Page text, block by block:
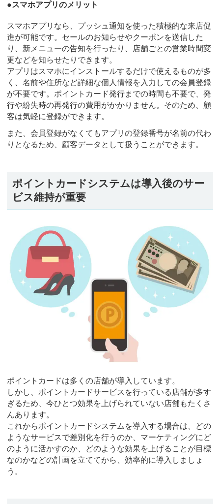
●スマホアプリのメリット
スマホアプリなら、プッシュ通知を使った積極的な来店促
進が可能です。セールのお知らせやクーポンを送信した
り、新メニューの告知を行ったり、店舗ごとの営業時間変
更などを知らせたりできます。
アプリはスマホにインストールするだけで使えるものが多
く、名前や住所など詳細な個人情報を入力しての会員登録
が不要です。ポイントカード発行までの時間も不要で、発
行や紛失時の再発行の費用がかかりません。そのため、顧
客は気軽に登録ができます。
また、会員登録がなくてもアプリの登録番号が名前の代わ
りとなるため、顧客データとして扱うことができます。
ポイントカードシステムは導入後のサー
ビス維持が重要
ポイントカードは多くの店舗が導入しています。
しかし、ポイントカードサービスを行っている店舗が多す
ぎるため、今ひとつ効果を上げられていない店舗もたくさ
んあります。
これからポイントカードシステムを導入する場合は、どの
ようなサービスで差別化を行うのか、マーケティングにど
のように活かすのか、どのような効果を上げることが目標
なのかなどの計画を立ててから、効率的に導入しましょ
う。